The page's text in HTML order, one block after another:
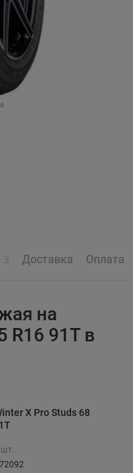
3 Доставка Оплата
на
R16 91T в
X Pro Studs 68